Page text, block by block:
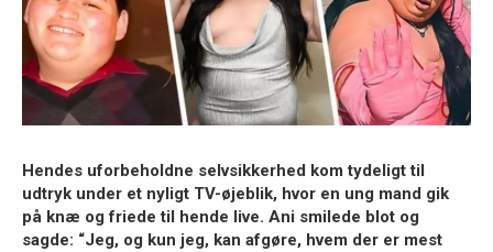
Hendes uforbeholdne selvsikkerhed kom tydeligt til
udtryk under et nyligt TV-øjeblik, hvor en ung mand gik
på knæ og friede til hende live. Ani smilede blot og
sagde: “Jeg, og kun jeg, kan afgøre, hvem der er mest